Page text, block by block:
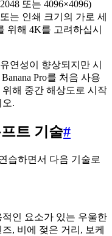
또는 4096×4096)
는 인쇄 크기의 가로 세
위해 4K를 고려하십시
연성이 향상되지만 시
Pro를 처음 사용
해 중간 해상도로 시작
.
트 기술#
습하면서 다음 기술로
인 요소가 있는 우울한
, 비에 젖은 거리, 보케